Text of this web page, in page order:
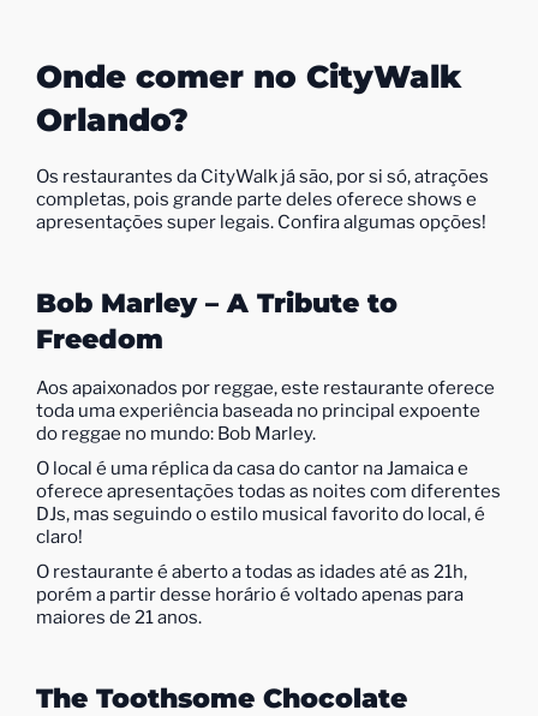
Onde comer no CityWalk
Orlando?
Os restaurantes da CityWalk já são, por si só, atrações
completas, pois grande parte deles oferece shows e
apresentações super legais. Confira algumas opções!
Bob Marley – A Tribute to
Freedom
Aos apaixonados por reggae, este restaurante oferece
toda uma experiência baseada no principal expoente
do reggae no mundo: Bob Marley.
O local é uma réplica da casa do cantor na Jamaica e
oferece apresentações todas as noites com diferentes
DJs, mas seguindo o estilo musical favorito do local, é
claro!
O restaurante é aberto a todas as idades até as 21h,
porém a partir desse horário é voltado apenas para
maiores de 21 anos.
The Toothsome Chocolate